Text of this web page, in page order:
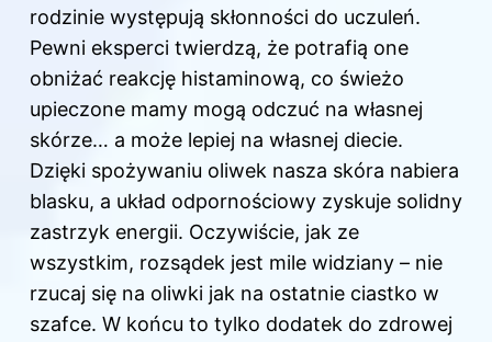
rodzinie występują skłonności do uczuleń.
Pewni eksperci twierdzą, że potrafią one
obniżać reakcję histaminową, co świeżo
upieczone mamy mogą odczuć na własnej
skórze… a może lepiej na własnej diecie.
Dzięki spożywaniu oliwek nasza skóra nabiera
blasku, a układ odpornościowy zyskuje solidny
zastrzyk energii. Oczywiście, jak ze
wszystkim, rozsądek jest mile widziany – nie
rzucaj się na oliwki jak na ostatnie ciastko w
szafce. W końcu to tylko dodatek do zdrowej